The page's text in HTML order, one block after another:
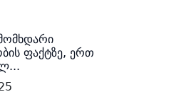
ფაქტზე, ერთ